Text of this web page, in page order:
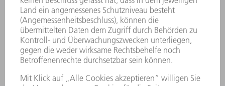
Allgemeine Geschäftsbedingungen
KONTAKT
Kundenbetreuung TRUMPF Werkzeugmaschinen
+49 7156 303 33222
Mo - Fr: 07:30 - 17:30 Uhr
Erweiterte Rufbereitschaft per Service App Mo - Fr:
06:30 - 20.00 Uhr Sa: 07:00 - 12:00 Uhr